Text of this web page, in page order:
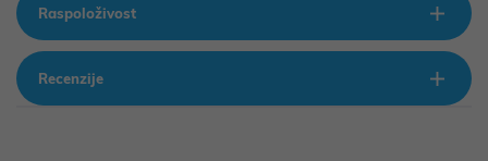
Raspoloživost
Recenzije